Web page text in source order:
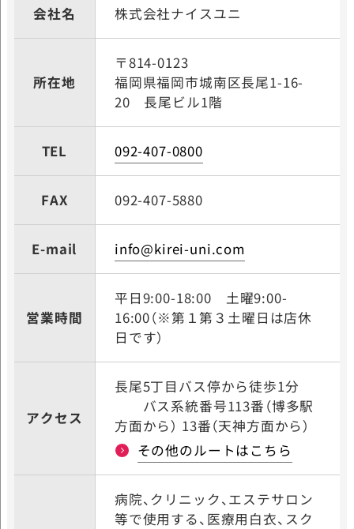
会社名 株式会社ナイスユニ
所在地
〒814-0123
福岡県福岡市城南区長尾1-16-
20 長尾ビル1階
TEL 092-407-0800
FAX 092-407-5880
E-mail info@kirei-uni.com
営業時間
平日9:00-18:00 土曜9:00-
16:00（※第１第３土曜日は店休
日です）
アクセス
長尾5丁目バス停から徒歩1分
バス系統番号113番（博多駅
方面から） 13番（天神方面から）
その他のルートはこちら
病院、クリニック、エステサロン
等で使用する、医療用白衣、スク